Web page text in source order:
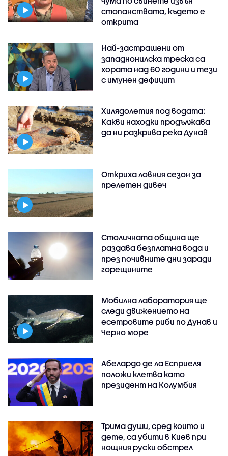
стопанствата, където е
открита
Най-застрашени от
западнонилска треска са
хората над 60 години и тези
с имунен дефицит
Хилядолетия под водата:
Какви находки продължава
да ни разкрива река Дунав
Откриха ловния сезон за
прелетен дивеч
Столичната община ще
раздава безплатна вода и
през почивните дни заради
горещините
Мобилна лаборатория ще
следи движението на
есетровите риби по Дунав и
Черно море
Абелардо де ла Есприеля
положи клетва като
президент на Колумбия
Трима души, сред които и
дете, са убити в Киев при
нощния руски обстрел